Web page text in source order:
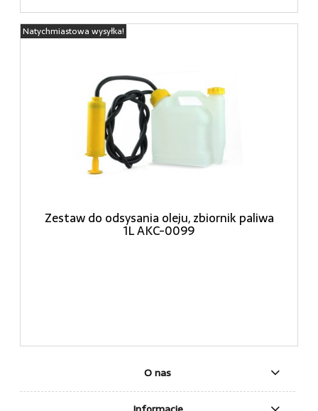
Zestaw do odsysania oleju, zbiornik paliwa
1L AKC-0099
Natychmiastowa wysyłka!
O nas